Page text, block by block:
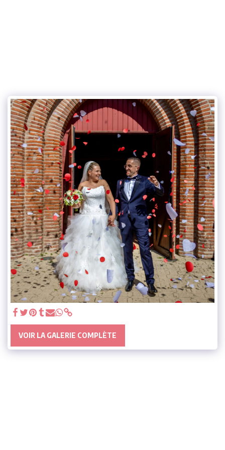
VOIR LA GALERIE COMPLÈTE